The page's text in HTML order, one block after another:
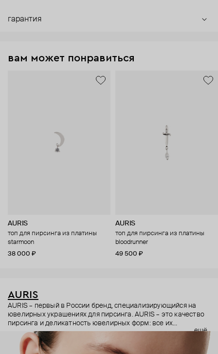
гарантия
вам может понравиться
AURIS
топ для пирсинга из платины
starmoon
38 000 ₽
AURIS
топ для пирсинга из платины
bloodrunner
49 500 ₽
AURIS
AURIS – первый в России бренд, специализирующийся на
ювелирных украшениях для пирсинга. AURIS – это качество
пирсинга и деликатность ювелирных форм: все их
украшения ручной работы. В процессе создания участвуют
как профессиональные пирсеры (они отвечают за
безопасность и эргономичность пирсинга), так и ювелирные
ещё